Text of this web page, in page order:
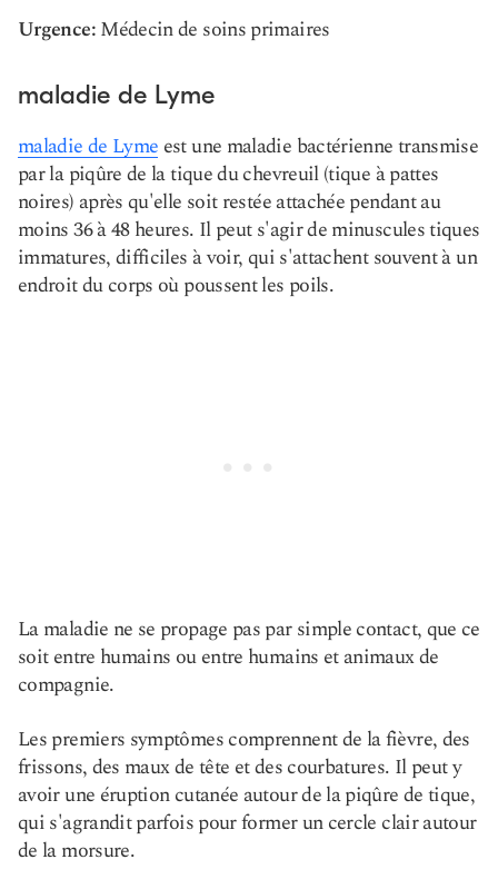
Urgence:Médecin de soins primaires
maladie de Lyme
maladie de Lyme est une maladie bactérienne transmise
par la piqûre de la tique du chevreuil (tique à pattes
noires) après qu'elle soit restée attachée pendant au
moins 36 à 48 heures. Il peut s'agir de minuscules tiques
immatures, difficiles à voir, qui s'attachent souvent à un
endroit du corps où poussent les poils.
La maladie ne se propage pas par simple contact, que ce
soit entre humains ou entre humains et animaux de
compagnie.
Les premiers symptômes comprennent de la fièvre, des
frissons, des maux de tête et des courbatures. Il peut y
avoir une éruption cutanée autour de la piqûre de tique,
qui s'agrandit parfois pour former un cercle clair autour
de la morsure.